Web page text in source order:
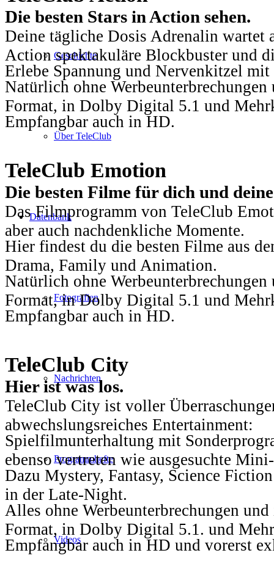
Geschichte
Über TeleClub
Datenbank
Fotografien
Nachrichten
Programmhefte
Videos
Die besten Stars in Action sehen.
Deine tägliche Dosis Adrenalin wartet
Action spektakuläre Blockbuster und
Erlebe Spannung und Nervenkitzel
Natürlich ohne
Format, in Dolby Digital 5.1 und
Empfangbar auch in HD.
TeleClub Emotion
Die besten Filme für dich und
Das Filmprogramm von TeleClub
aber auch nachdenkliche Momente.
Hier findest du die besten Filme aus
Drama, Family und Animation.
Natürlich ohne
Format, in Dolby Digital 5.1 und
Empfangbar auch in HD.
TeleClub City
Hier ist was los.
TeleClub City ist voller
abwechslungsreiches Entertainment:
Spielfilmunterhaltung mit
ebenso vertreten wie ausgesuchte
Dazu Mystery, Fantasy, Science
in der Late-Night.
Alles ohne Werbeunterbrechungen
Format, in Dolby Digital 5.1. und
Empfangbar auch in HD und vorerst